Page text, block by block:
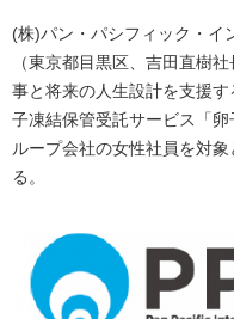
(株)パン・パシフィック・イ
（東京都目黒区、吉田直樹
事と将来の人生設計を支援
子凍結保管受託サービス「
ループ会社の女性社員を対
る。